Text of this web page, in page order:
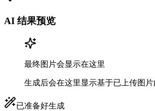
AI 结果预览
最终图片会显示在这里
生成后会在这里显示基于已上传图片
已准备好生成